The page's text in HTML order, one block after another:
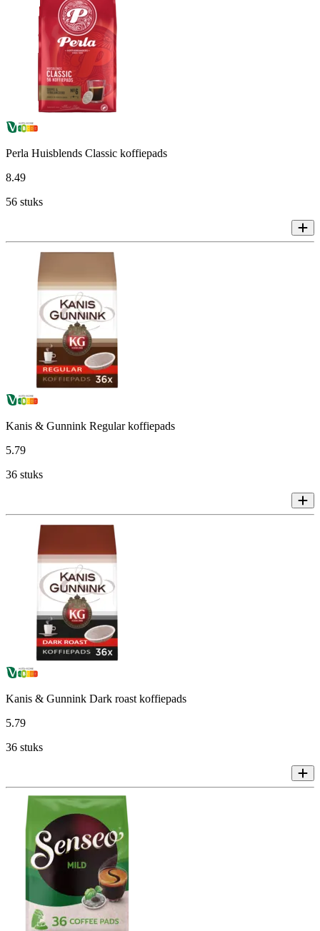
Perla Huisblends Classic koffiepads
8.49
56 stuks
Kanis & Gunnink Regular koffiepads
5.79
36 stuks
Kanis & Gunnink Dark roast koffiepads
5.79
36 stuks